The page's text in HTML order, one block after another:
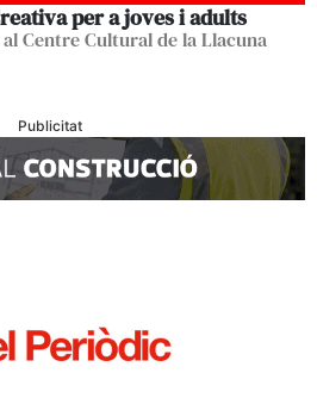
per a joves i adults
Centre Cultural de la Llacuna
Publicitat